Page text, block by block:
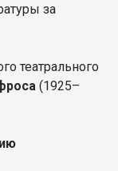
за
театрального
(1925–